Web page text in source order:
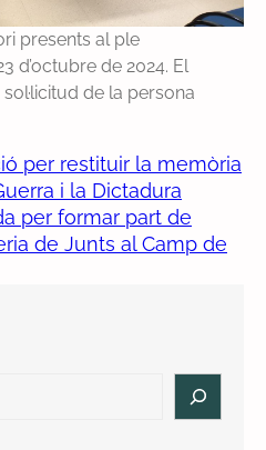
presents al ple
d’octubre de 2024. El
de la persona
per restituir la memòria
i la Dictadura
per formar part de
de Junts al Camp de